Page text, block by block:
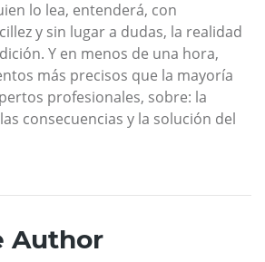
lo lea, entenderá, con
y sin lugar a dudas, la realidad
Y en menos de una hora,
más precisos que la mayoría
profesionales, sobre: la
consecuencias y la solución del
Author